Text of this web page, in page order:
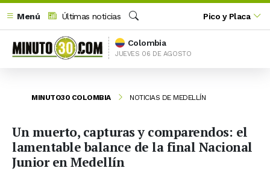
Menú
Últimas noticias
Buscar
Pico y Placa
Colombia
JUEVES 06 DE AGOSTO
MINUTO30 COLOMBIA NOTICIAS DE MEDELLÍN
Un muerto, capturas y comparendos: el
lamentable balance de la final Nacional
Junior en Medellín